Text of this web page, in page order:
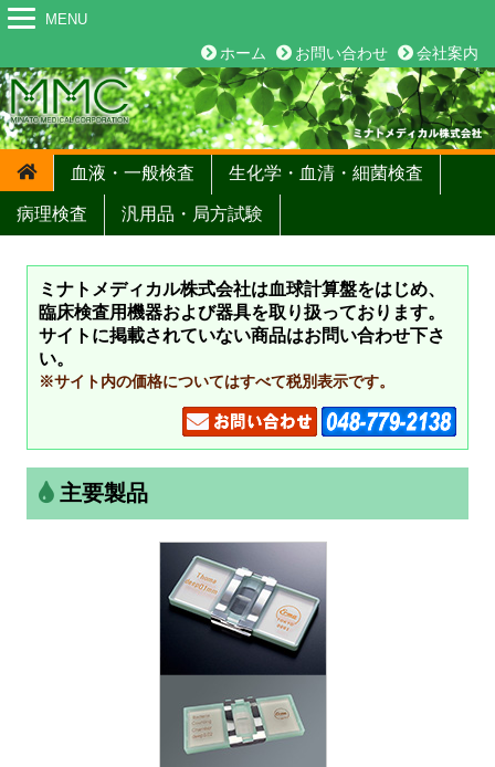
MENU
ホーム お問い合わせ 会社案内
血液・一般検査 生化学・血清・細菌検査
病理検査 汎用品・局方試験
ミナトメディカル株式会社は血球計算盤をはじめ、
臨床検査用機器および器具を取り扱っております。
サイトに掲載されていない商品はお問い合わせ下さ
い。
※サイト内の価格についてはすべて税別表示です。
主要製品